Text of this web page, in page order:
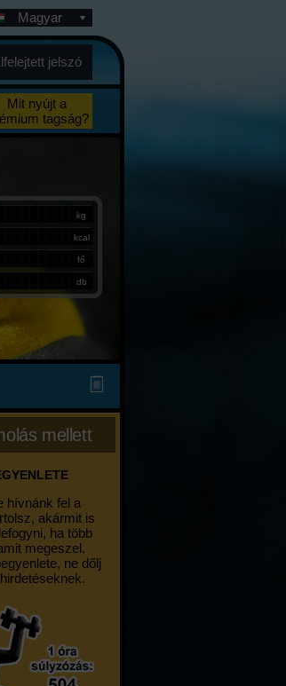
Magyar
jelszó
Mit nyújt a
tagság?
kg
kcal
fő
db
mellett
hívnánk fel a
akármit is
ha több
megeszel.
ne dőlj